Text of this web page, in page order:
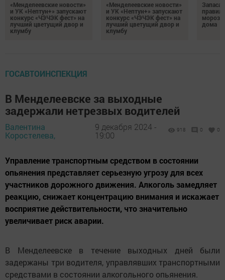
«Менделеевские новости»
и УК «Нептун+» запускают
конкурс «ЧЭЧЭК фест» на
лучший цветущий двор и
клумбу
«Менделеевские новости»
и УК «Нептун+» запускают
конкурс «ЧЭЧЭК фест» на
лучший цветущий двор и
клумбу
дома
ГОСАВТОИНСПЕКЦИЯ
В Менделеевске за выходные
задержали нетрезвых водителей
Валентина
Коростелева,
9 декабря 2024 -
19:00
918 0 0
Управление транспортным средством в состоянии
опьянения представляет серьезную угрозу для всех
участников дорожного движения. Алкоголь замедляет
реакцию, снижает концентрацию внимания и искажает
восприятие действительности, что значительно
увеличивает риск аварии.
В Менделеевске в течение выходных дней были
задержаны три водителя, управлявших транспортными
средствами в состоянии алкогольного опьянения.